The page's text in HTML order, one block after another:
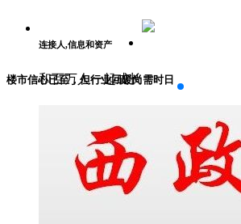
连接人,信息和资产
和百万人一起成长
楼市信心已至，但行业回暖尚需时日